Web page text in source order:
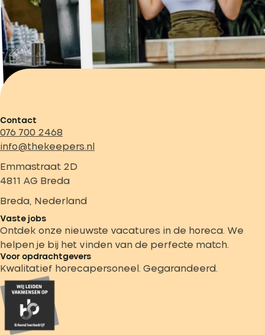
Contact
076 700 2468
info@thekeepers.nl
Emmastraat 2D
4811 AG Breda
Breda, Nederland
Vaste jobs
Ontdek onze nieuwste vacatures in de horeca. We
helpen je bij het vinden van de perfecte match.
Voor opdrachtgevers
Kwalitatief horecapersoneel. Gegarandeerd.